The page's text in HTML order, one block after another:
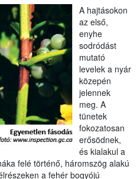
A hajtásokon
az első,
enyhe
sodródást
mutató
levelek a nyár
közepén
jelennek
meg. A
tünetek
fokozatosan
erősödnek,
és kialakul a
felé történő, háromszög alakú
a fehér bogyójú